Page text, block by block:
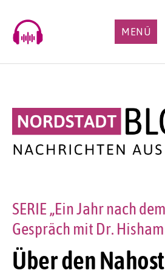
content
MENÜ
Über den
SERIE „Ein Jahr nach
Gespräch mit Dr.